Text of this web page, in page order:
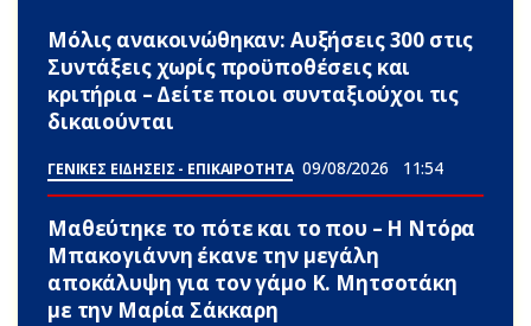
Μόλις ανακοινώθηκαν: Αυξήσεις 300 στις
Συντάξεις χωρίς προϋποθέσεις και
κριτήρια – Δείτε ποιοι συνταξιούχοι τις
δικαιούνται
ΓΕΝΙΚΕΣ ΕΙΔΗΣΕΙΣ - ΕΠΙΚΑΙΡΟΤΗΤΑ 09/08/2026 11:54
Μαθεύτηκε το πότε και το που – Η Ντόρα
Μπακογιάννη έκανε την μεγάλη
αποκάλυψη για τον γάμο Κ. Μητσοτάκη
με την Μαρία Σάκκαρη